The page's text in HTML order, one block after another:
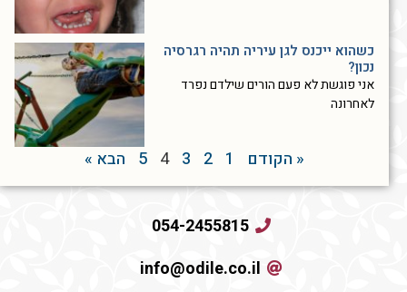
כשהוא ייכנס לגן עיריה תהיה רגרסיה
נכון?
אני פוגשת לא פעם הורים שילדם נפרד
לאחרונה
« הקודם 1
2
3
4
5 הבא »
054-2455815
info@odile.co.il